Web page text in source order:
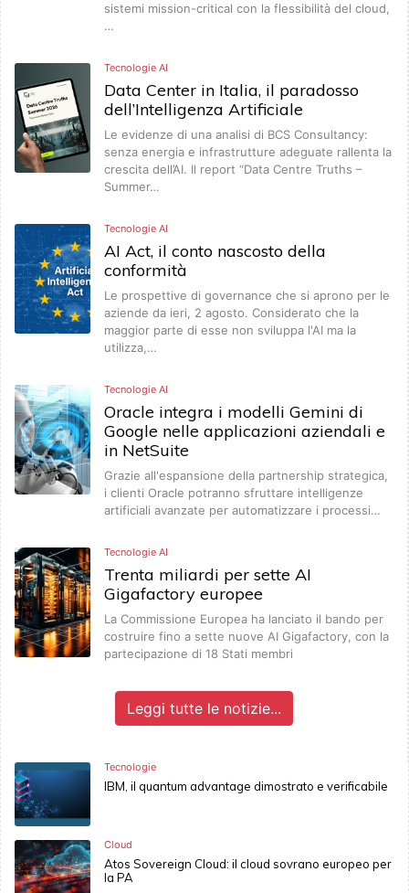
sistemi mission-critical con la flessibilità del cloud,
…
Tecnologie AI
Data Center in Italia, il paradosso
dell’Intelligenza Artificiale
Le evidenze di una analisi di BCS Consultancy:
senza energia e infrastrutture adeguate rallenta la
crescita dell’AI. Il report “Data Centre Truths –
Summer…
Tecnologie AI
AI Act, il conto nascosto della
conformità
Le prospettive di governance che si aprono per le
aziende da ieri, 2 agosto. Considerato che la
maggior parte di esse non sviluppa l'AI ma la
utilizza,…
Tecnologie AI
Oracle integra i modelli Gemini di
Google nelle applicazioni aziendali e
in NetSuite
Grazie all'espansione della partnership strategica,
i clienti Oracle potranno sfruttare intelligenze
artificiali avanzate per automatizzare i processi…
Tecnologie AI
Trenta miliardi per sette AI
Gigafactory europee
La Commissione Europea ha lanciato il bando per
costruire fino a sette nuove AI Gigafactory, con la
partecipazione di 18 Stati membri
Leggi tutte le notizie...
Tecnologie
IBM, il quantum advantage dimostrato e verificabile
Cloud
Atos Sovereign Cloud: il cloud sovrano europeo per
la PA